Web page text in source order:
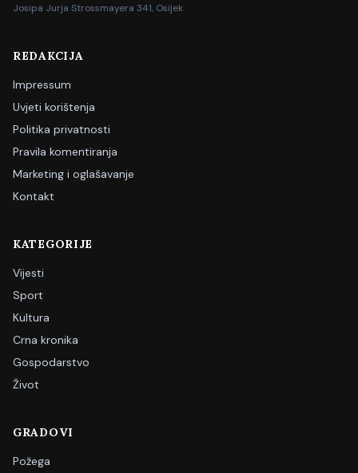
Josipa Jurja Strossmayera 341, Osijek
REDAKCIJA
Impressum
Uvjeti korištenja
Politika privatnosti
Pravila komentiranja
Marketing i oglašavanje
Kontakt
KATEGORIJE
Vijesti
Sport
Kultura
Crna kronika
Gospodarstvo
Život
GRADOVI
Požega